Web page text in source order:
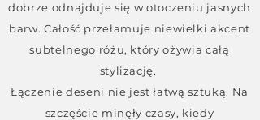
dobrze odnajduje się w otoczeniu jasnych
barw. Całość przełamuje niewielki akcent
subtelnego różu, który ożywia całą
stylizację.
Łączenie deseni nie jest łatwą sztuką. Na
szczęście minęły czasy, kiedy